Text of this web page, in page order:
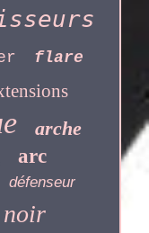
flare
arche
arc
défenseur
noir